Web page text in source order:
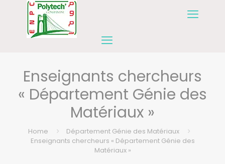
Enseignants chercheurs
« Département Génie des
Matériaux »
Home
Département Génie des Matériaux
Enseignants chercheurs « Département Génie des
Matériaux »